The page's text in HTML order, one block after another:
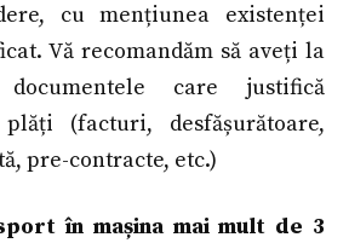
cu mențiunea existenței
Vă recomandăm să aveți la
documentele care justifică
(facturi, desfășurătoare,
pre-contracte, etc.)
în mașina mai mult de 3